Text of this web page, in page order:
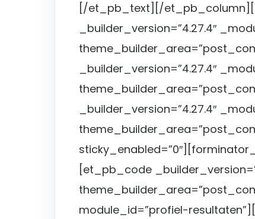
[/et_pb_text][/
_builder_version=”4.27.4″
_builder_version=”4.27.4″
_builder_version=”4.27.4″
[et_pb_code
module_id=”profiel-